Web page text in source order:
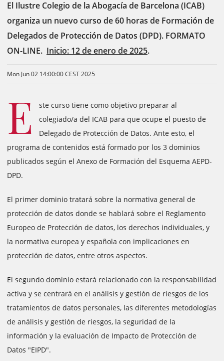
El Ilustre Colegio de la Abogacía de Barcelona (ICAB)
organiza un nuevo curso de 60 horas de Formación de
Delegados de Protección de Datos (DPD). FORMATO
ON-LINE. Inicio: 12 de enero de 2025.
Mon Jun 02 14:00:00 CEST 2025
E
ste curso tiene como objetivo preparar al
colegiado/a del ICAB para que ocupe el puesto de
Delegado de Protección de Datos. Ante esto, el
programa de contenidos está formado por los 3 dominios
publicados según el Anexo de Formación del Esquema AEPD-
DPD.
El primer dominio tratará sobre la normativa general de
protección de datos donde se hablará sobre el Reglamento
Europeo de Protección de datos, los derechos individuales, y
la normativa europea y española con implicaciones en
protección de datos, entre otros aspectos.
El segundo dominio estará relacionado con la responsabilidad
activa y se centrará en el análisis y gestión de riesgos de los
tratamientos de datos personales, las diferentes metodologías
de análisis y gestión de riesgos, la seguridad de la
información y la evaluación de Impacto de Protección de
Datos "EIPD".